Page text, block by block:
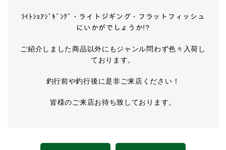
ﾗｲﾄｼｮｱｼﾞｷﾞﾝｸﾞ・ライトジギング・フラットフィッシュ
にいかがでしょうか!?
ご紹介しました商品以外にもジャンル問わず色々入荷し
ております。
釣行前や釣行後に是非ご来店ください！
皆様のご来店お待ち致しております。